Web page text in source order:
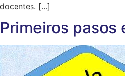
docentes. […]
Primeiros pasos